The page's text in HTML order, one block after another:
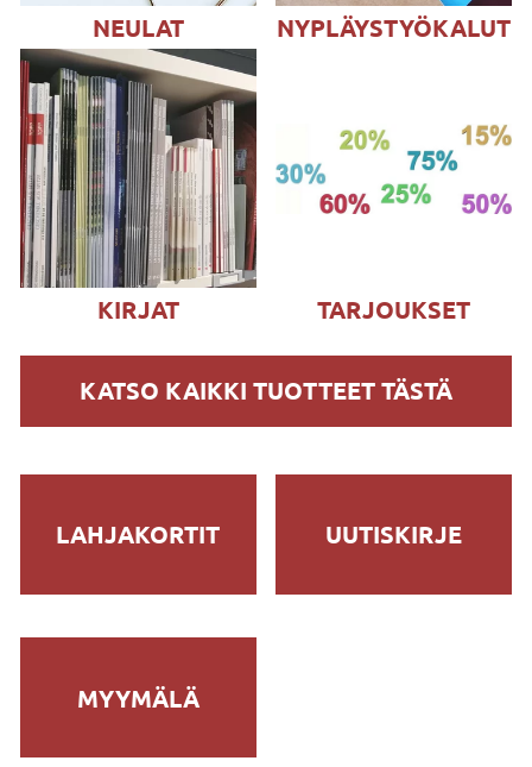
NEULAT NYPLÄYSTYÖKALUT
KIRJAT TARJOUKSET
KATSO KAIKKI TUOTTEET TÄSTÄ
LAHJAKORTIT UUTISKIRJE
MYYMÄLÄ